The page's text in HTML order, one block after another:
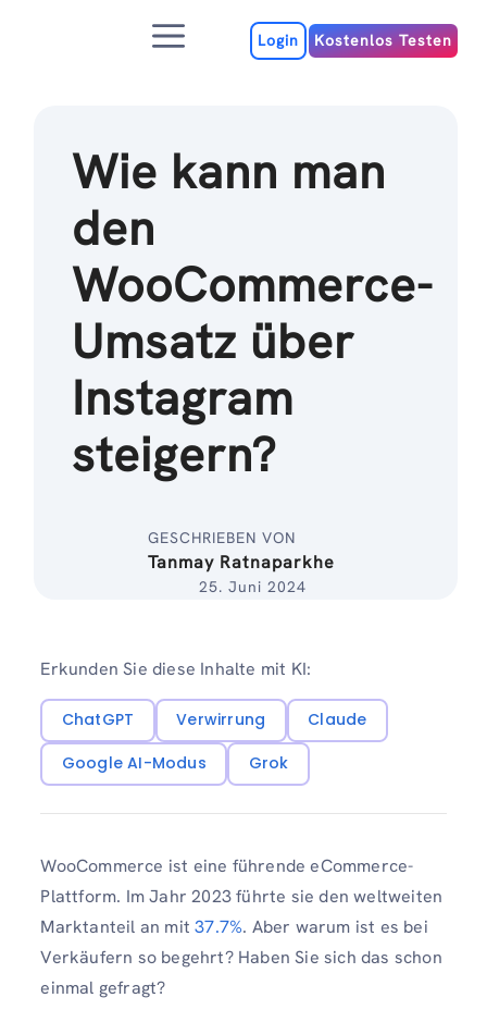
MenuLogin Kostenlos Testen
Wie kann man
den
WooCommerce-
Umsatz über
Instagram
steigern?
GESCHRIEBEN VON
Tanmay Ratnaparkhe
25. Juni 2024
Erkunden Sie diese Inhalte mit KI:
ChatGPT Verwirrung
Claude
Google AI-Modus
Grok
WooCommerce ist eine führende eCommerce-
Plattform. Im Jahr 2023 führte sie den weltweiten
Marktanteil an mit37.7%. Aber warum ist es bei
Verkäufern so begehrt? Haben Sie sich das schon
einmal gefragt?